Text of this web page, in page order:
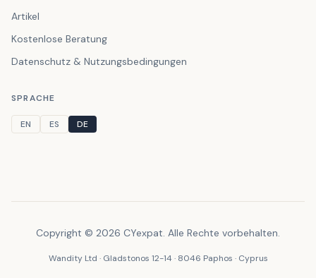
Artikel
Kostenlose Beratung
Datenschutz & Nutzungsbedingungen
SPRACHE
EN ES DE
Copyright © 2026 CYexpat. Alle Rechte vorbehalten.
Wandity Ltd · Gladstonos 12-14 · 8046 Paphos · Cyprus